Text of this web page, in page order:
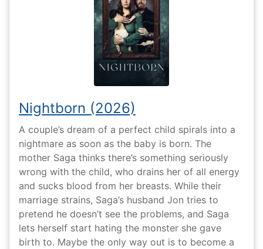
Nightborn (2026)
A couple’s dream of a perfect child spirals into a
nightmare as soon as the baby is born. The
mother Saga thinks there’s something seriously
wrong with the child, who drains her of all energy
and sucks blood from her breasts. While their
marriage strains, Saga’s husband Jon tries to
pretend he doesn’t see the problems, and Saga
lets herself start hating the monster she gave
birth to. Maybe the only way out is to become a